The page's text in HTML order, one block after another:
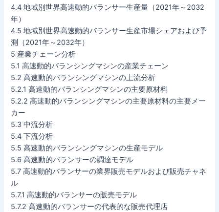
4.4 地域別世界高速動的バランサー生産量（2021年～2032
年）
4.5 地域別世界高速動的バランサー生産市場シェアおよび予
測（2021年～2032年）
5 産業チェーン分析
5.1 高速動的バランシングマシンの産業チェーン
5.2 高速動的バランシングマシンの上流分析
5.2.1 高速動的バランシングマシンの主要原材料
5.2.2 高速動的バランシングマシンの主要原材料の主要メー
カー
5.3 中流分析
5.4 下流分析
5.5 高速動的バランシングマシンの生産モデル
5.6 高速動的バランサーの調達モデル
5.7 高速動的バランサーの業界販売モデルおよび販売チャネ
ル
5.7.1 高速動的バランサーの販売モデル
5.7.2 高速動的バランサーの代表的な販売代理店